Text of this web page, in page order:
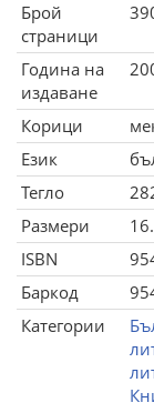
Брой
страници
Година на
издаване
Корици
Език
Тегло
Размери
ISBN
Баркод
Категории